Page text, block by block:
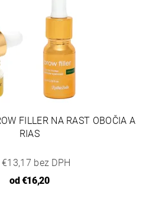
FILLER NA RAST OBOČIA A
RIAS
bez DPH
od €16,20